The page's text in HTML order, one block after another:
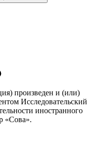
произведен и (или)
Исследовательский
иностранного
«Сова».